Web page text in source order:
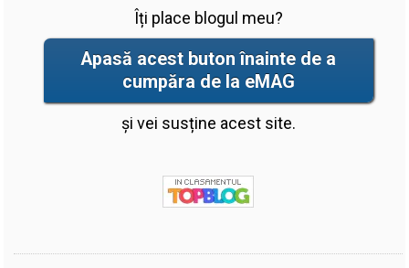
Îți place blogul meu?
Apasă acest buton înainte de a
cumpăra de la eMAG
și vei susține acest site.